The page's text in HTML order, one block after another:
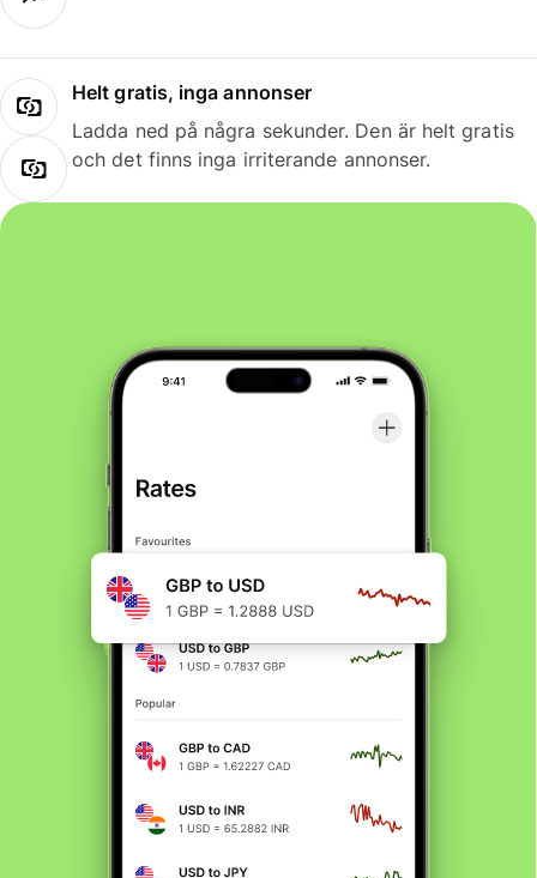
Helt gratis, inga annonser
Ladda ned på några sekunder. Den är helt gratis
och det finns inga irriterande annonser.